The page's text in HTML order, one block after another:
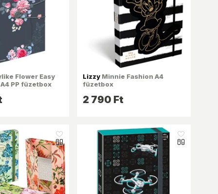
Flower Easy
PP füzetbox
Lizzy Minnie Fashion A4
füzetbox
2 790 Ft
like_16 like_16